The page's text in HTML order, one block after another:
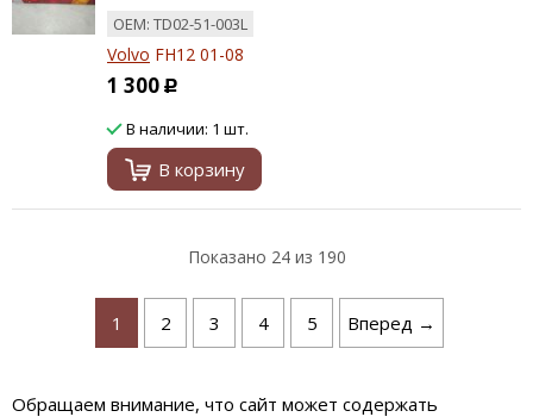
ОЕМ: TD02-51-003L
Volvo FH12 01-08
1 300 Р
В наличии: 1 шт.
В корзину
Показано 24из 190
1 2 3 4 5 Вперед →
Обращаем внимание, что сайт может содержать